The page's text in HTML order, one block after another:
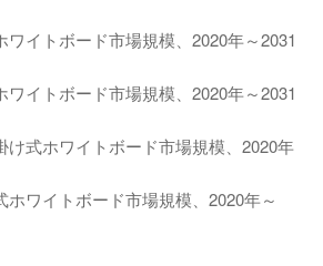
イトボード市場規模、2020年～2031
イトボード市場規模、2020年～2031
式ホワイトボード市場規模、2020年
ワイトボード市場規模、2020年～